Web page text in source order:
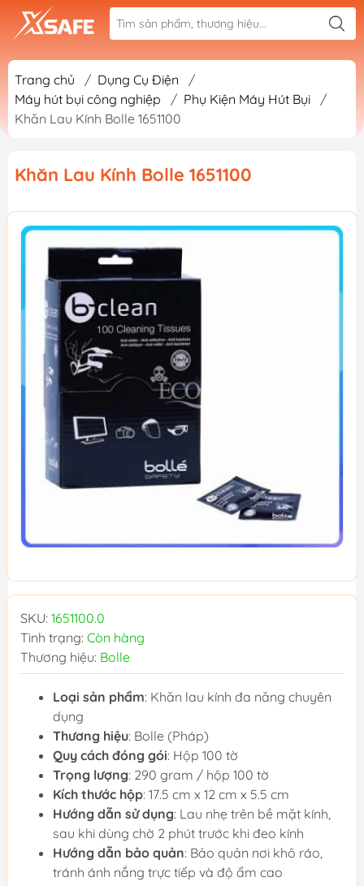
Trang chủ / Dụng Cụ Điện
/
Máy hút bụi công nghiệp
/ Phụ Kiện Máy Hút Bụi
/
Khăn Lau Kính Bolle 1651100
Khăn Lau Kính Bolle 1651100
SKU: 1651100.0
Tình trạng: Còn hàng
Thương hiệu: Bolle
Loại sản phẩm: Khăn lau kính đa năng chuyên
dụng
Thương hiệu: Bolle (Pháp)
Quy cách đóng gói: Hộp 100 tờ
Trọng lượng: 290 gram / hộp 100 tờ
Kích thước hộp: 17.5 cm x 12 cm x 5.5 cm
Hướng dẫn sử dụng: Lau nhẹ trên bề mặt kính,
sau khi dùng chờ 2 phút trước khi đeo kính
Hướng dẫn bảo quản: Bảo quản nơi khô ráo,
tránh ánh nắng trực tiếp và độ ẩm cao